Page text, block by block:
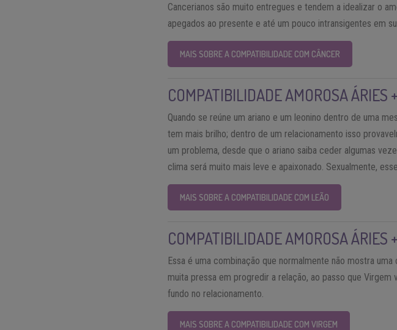
Cancerianos são muito entregues e tendem a idealizar o
apegados ao presente e até um pouco intransigentes em
MAIS SOBRE A COMPATIBILIDADE COM CÂNCER
COMPATIBILIDADE AMOROSA ÁRIES +
Quando se reúne um ariano e um leonino dentro de uma
tem mais brilho; dentro de um relacionamento isso
um problema, desde que o ariano saiba ceder algumas
clima será muito mais leve e apaixonado. Sexualmente,
MAIS SOBRE A COMPATIBILIDADE COM LEÃO
COMPATIBILIDADE AMOROSA ÁRIES
Essa é uma combinação que normalmente não mostra
muita pressa em progredir a relação, ao passo que
fundo no relacionamento.
MAIS SOBRE A COMPATIBILIDADE COM VIRGEM